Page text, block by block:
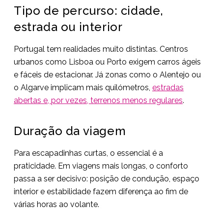
Tipo de percurso: cidade,
estrada ou interior
Portugal tem realidades muito distintas. Centros
urbanos como Lisboa ou Porto exigem carros ágeis
e fáceis de estacionar. Já zonas como o Alentejo ou
o Algarve implicam mais quilómetros, estradas
abertas e, por vezes, terrenos menos regulares.
Duração da viagem
Para escapadinhas curtas, o essencial é a
praticidade. Em viagens mais longas, o conforto
passa a ser decisivo: posição de condução, espaço
interior e estabilidade fazem diferença ao fim de
várias horas ao volante.